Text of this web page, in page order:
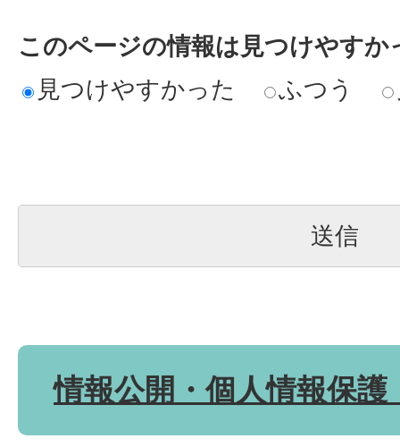
このページの情報は見つけやすか
見つけやすかった
ふつう
情報公開・個人情報保護